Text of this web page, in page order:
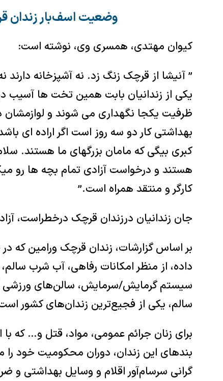
وضعیت اسف‌بار زندان
کیوان مهتدی، همسری وی، نوشته است:
‏” آنیشا از قرچک زنگ زد. نه آشپزخانه
یکی از زندانیان بابت همین تخت ها آسیب
ظرفیت یکجا نگهداری می شوند و
بهداشتی کار دو سه روز است اگر اراده ای
کبری بیگی که مامان بزرگهای ما هستند.
هستند و درخواست آزادی تمام بچه ها رو
کارگر و منتقد همراه است.”
‏جان زندانیان درزندان قرچک درخطراست،
بر اساس گزارشات، زندان قرچک ورامین که
داده، از منظر امکانات رفاهی، آب شرب
سیستم گرمایش/سرمایش، سالن‌های ورزشی
سالم، یکی از فجیع‌ترین زندان‌های کشور
برای زنان جرائم عمومی، مواد، قتل و‌…
بندهای این زندان، دوران محکومیت خود را
گرانی سرسام‌آور اقلام و وسایل بهداشتی